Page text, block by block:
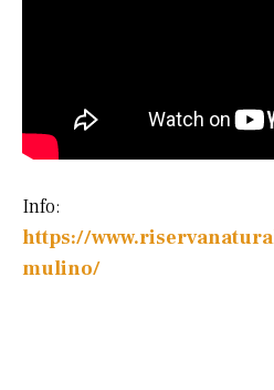
Info:
https://
mulino/